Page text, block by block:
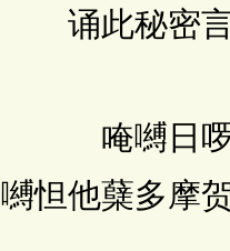
诵此秘密
唵嚩日啰(二
嚩怛他蘖多摩